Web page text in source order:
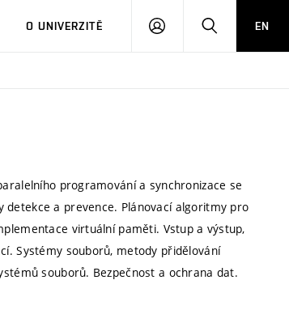
O UNIVERZITĚ
PŘIHLÁSIT HLEDATEN
programování a synchronizace se
a prevence. Plánovací algoritmy pro
virtuální paměti. Vstup a výstup,
Systémy souborů, metody přidělování
souborů. Bezpečnost a ochrana dat.